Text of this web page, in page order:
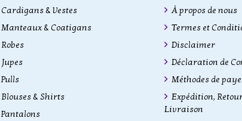
Cardigans & Vestes
Manteaux & Coatigans
Robes
Jupes
Pulls
Blouses & Shirts
Pantalons
À propos de nous
Termes et
Disclaimer
Déclaration de
Méthodes de
Expédition,
Livraison